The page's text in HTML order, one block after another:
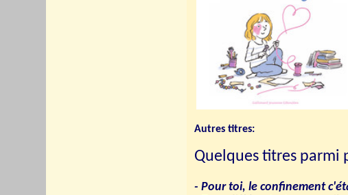
Autres titres:
Quelques titres parmi
- Pour toi, le confinement